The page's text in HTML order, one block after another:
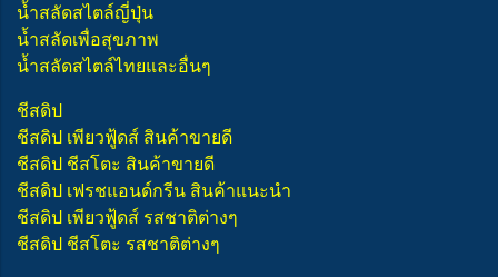
น้ำสลัดสไตล์ญี่ปุ่น
น้ำสลัดเพื่อสุขภาพ
น้ำสลัดสไตล์ไทยและอื่นๆ
ชีสดิป
ชีสดิป เพียวฟู้ดส์ สินค้าขายดี
ชีสดิป ชีสโตะ สินค้าขายดี
ชีสดิป เฟรชแอนด์กรีน สินค้าแนะนำ
ชีสดิป เพียวฟู้ดส์ รสชาติต่างๆ
ชีสดิป ชีสโตะ รสชาติต่างๆ